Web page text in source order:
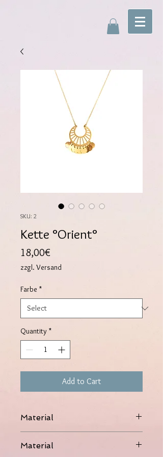
SKU: 2
Kette °Orient°
18,00€Price
zzgl. Versand
Farbe *
Quantity *
Add to Cart
Material
Material